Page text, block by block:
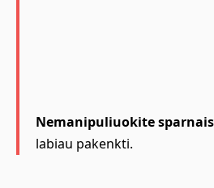
Nemanipuliuokite
labiau pakenkti.